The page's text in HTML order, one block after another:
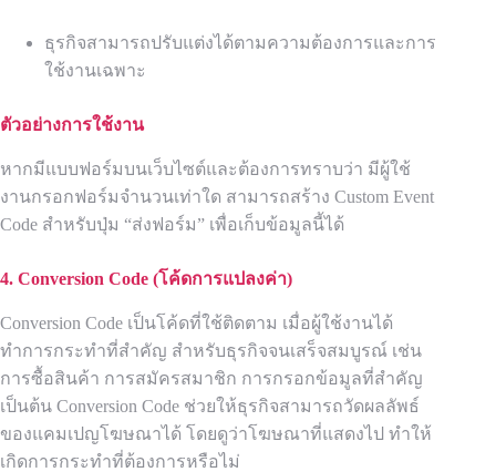
ธุรกิจสามารถปรับแต่งได้ตามความต้องการและการ
ใช้งานเฉพาะ
ตัวอย่างการใช้งาน
หากมีแบบฟอร์มบนเว็บไซต์และต้องการทราบว่า มีผู้ใช้
งานกรอกฟอร์มจำนวนเท่าใด สามารถสร้าง Custom Event
Code สำหรับปุ่ม “ส่งฟอร์ม” เพื่อเก็บข้อมูลนี้ได้
4. Conversion Code (โค้ดการแปลงค่า)
Conversion Code เป็นโค้ดที่ใช้ติดตาม เมื่อผู้ใช้งานได้
ทำการกระทำที่สำคัญ สำหรับธุรกิจจนเสร็จสมบูรณ์ เช่น
การซื้อสินค้า การสมัครสมาชิก การกรอกข้อมูลที่สำคัญ
เป็นต้น Conversion Code ช่วยให้ธุรกิจสามารถวัดผลลัพธ์
ของแคมเปญโฆษณาได้ โดยดูว่าโฆษณาที่แสดงไป ทำให้
เกิดการกระทำที่ต้องการหรือไม่